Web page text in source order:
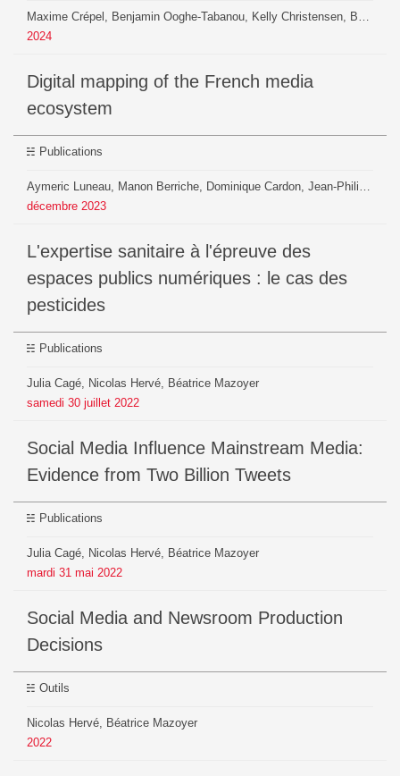
Maxime Crépel, Benjamin Ooghe-Tabanou, Kelly Christensen, Béatrice Mazoyer, Guillaume Plique, Sylvain Parasie, Dominique Cardon, Katharina Tittel, Antoine Machut, Jean-Pilippe Cointet
2024
Digital mapping of the French media
ecosystem
Publications
Aymeric Luneau, Manon Berriche, Dominique Cardon, Jean-Philippe Cointet, Théophile Lenoir, Béatrice Mazoyer, Andreï Mogoutov, Thomas Tari
décembre 2023
L'expertise sanitaire à l'épreuve des
espaces publics numériques : le cas des
pesticides
Publications
Julia Cagé, Nicolas Hervé, Béatrice Mazoyer
samedi 30 juillet 2022
Social Media Influence Mainstream Media:
Evidence from Two Billion Tweets
Publications
Julia Cagé, Nicolas Hervé, Béatrice Mazoyer
mardi 31 mai 2022
Social Media and Newsroom Production
Decisions
Outils
Nicolas Hervé, Béatrice Mazoyer
2022